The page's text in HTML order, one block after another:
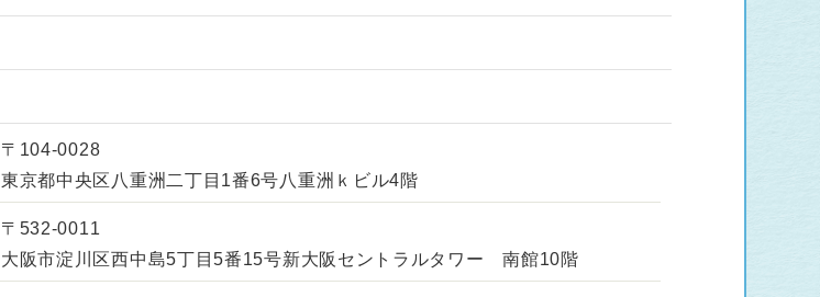
〒104-0028
東京都中央区八重洲二丁目1番6号八重洲ｋビル4階
〒532-0011
大阪市淀川区西中島5丁目5番15号新大阪セントラルタワー 南館10階